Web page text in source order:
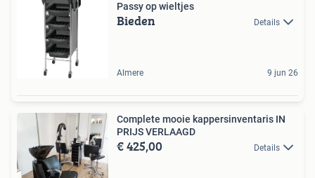
Passy op wieltjes
Bieden Details
Almere 9 jun 26
Complete mooie kappersinventaris IN
PRIJS VERLAAGD
€ 425,00 Details